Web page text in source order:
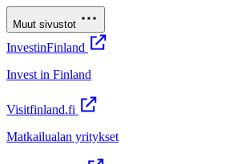
Muut sivustot
InvestinFinland
Invest in Finland
Visitfinland.fi
Matkailualan yritykset